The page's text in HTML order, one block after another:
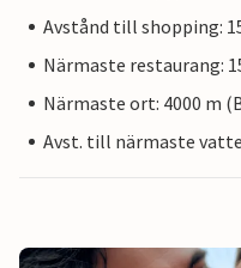
Avstånd till shopping:
Närmaste restaurang:
Närmaste ort: 4000 m
Avst. till närmaste